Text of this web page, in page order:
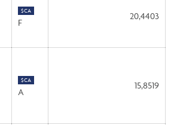
$CA
F
20,4403
$CA
A
15,8519